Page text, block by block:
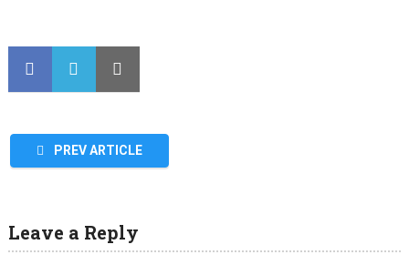
PREV ARTICLE
Leave a Reply